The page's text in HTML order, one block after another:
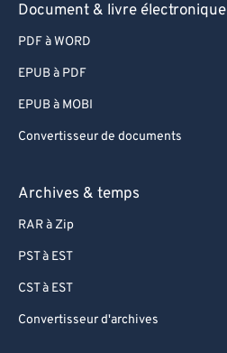
Document & livre électronique
PDF à WORD
EPUB à PDF
EPUB à MOBI
Convertisseur de documents
Archives & temps
RAR à Zip
PST à EST
CST à EST
Convertisseur d'archives